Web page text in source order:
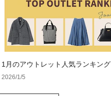
1月のアウトレット人気ランキング
2026/1/5